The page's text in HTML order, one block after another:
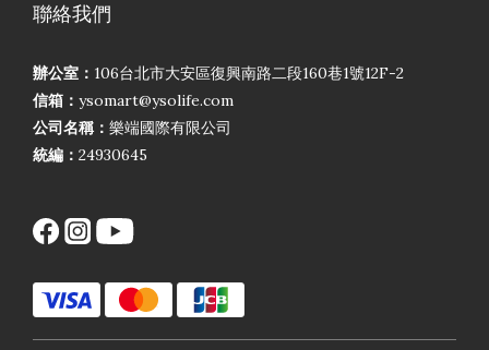
聯絡我們
辦公室： 106台北市大安區復興南路二段160巷1號12F-2
信箱： ysomart@ysolife.com
公司名稱： 樂端國際有限公司
統編： 24930645